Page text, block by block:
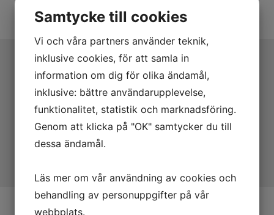
Diamant
GreenLine Drake Diamant avskräcker fåglar med
sina 4eyeTec™, reflekterande ögon, utformning
Samtycke till cookies
Vi och våra partners använder teknik,
inklusive cookies, för att samla in
information om dig för olika ändamål,
inklusive: bättre användarupplevelse,
funktionalitet, statistik och marknadsföring.
Genom att klicka på "OK" samtycker du till
dessa ändamål.
Läs mer om vår användning av cookies och
behandling av personuppgifter på vår
webbplats.